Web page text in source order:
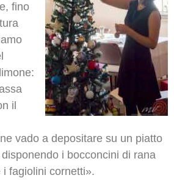
fino
il
vado a depositare su un piatto
i bocconcini di rana
fagiolini cornetti».